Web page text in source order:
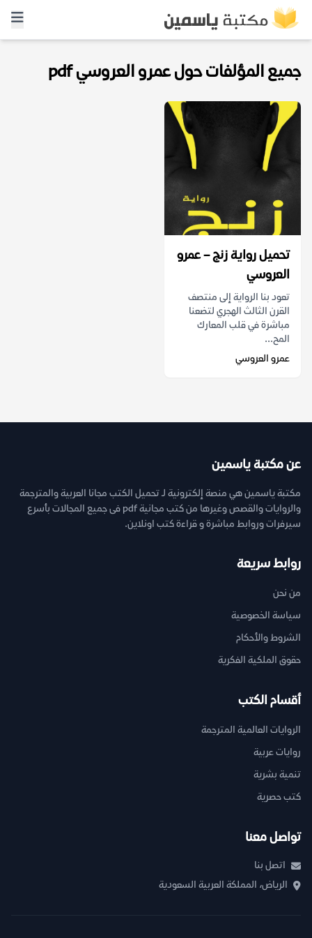
جميع المؤلفات حول عمرو العروسي pdf
تحميل رواية زنج – عمرو
العروسي
تعود بنا الرواية إلى منتصف
القرن الثالث الهجري لتضعنا
مباشرة في قلب المعارك
المح...
عمرو العروسي
عن مكتبة ياسمين
مكتبة ياسمين هي منصة إلكترونية لـ تحميل الكتب مجانا العربية والمترجمة
والروايات والقصص وغيرها من كتب مجانية pdf فى جميع المجالات بأسرع
سيرفرات وروابط مباشرة و قراءة كتب اونلاين.
روابط سريعة
من نحن
سياسة الخصوصية
الشروط والأحكام
حقوق الملكية الفكرية
أقسام الكتب
الروايات العالمية المترجمة
روايات عربية
تنمية بشرية
كتب حصرية
تواصل معنا
اتصل بنا
الرياض، المملكة العربية السعودية